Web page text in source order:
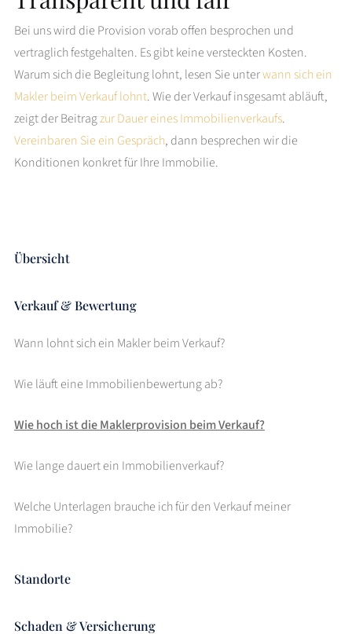
Übersicht
Verkauf & Bewertung
Wann lohnt sich ein Makler beim Verkauf?
Wie läuft eine Immobilienbewertung ab?
Wie hoch ist die Maklerprovision beim Verkauf?
Wie lange dauert ein Immobilienverkauf?
Welche Unterlagen brauche ich für den Verkauf meiner
Immobilie?
Standorte
Schaden & Versicherung
Bei uns wird die Provision vorab offen besprochen und
vertraglich festgehalten. Es gibt keine versteckten Kosten.
Warum sich die Begleitung lohnt, lesen Sie unterwann sich ein
Makler beim Verkauf lohnt. Wie der Verkauf insgesamt abläuft,
zeigt der Beitragzur Dauer eines Immobilienverkaufs.
Vereinbaren Sie ein Gespräch, dann besprechen wir die
Konditionen konkret für Ihre Immobilie.